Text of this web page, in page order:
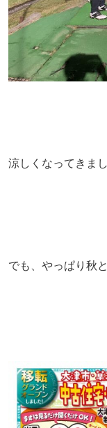
涼しくなってきま
でも、やっぱり秋